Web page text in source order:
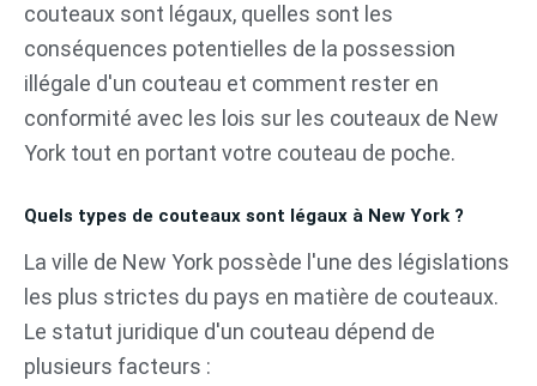
couteaux sont légaux, quelles sont les
conséquences potentielles de la possession
illégale d'un couteau et comment rester en
conformité avec les lois sur les couteaux de New
York tout en portant votre couteau de poche.
Quels types de couteaux sont légaux à New York ?
La ville de New York possède l'une des législations
les plus strictes du pays en matière de couteaux.
Le statut juridique d'un couteau dépend de
plusieurs facteurs :